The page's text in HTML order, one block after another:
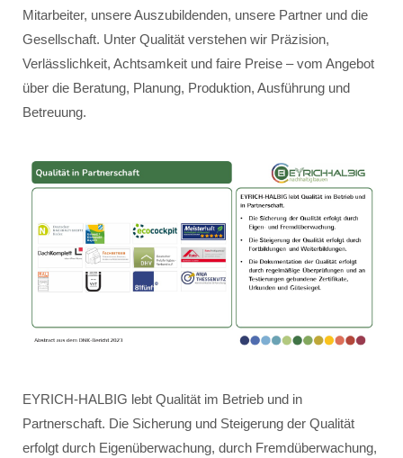
Mitarbeiter, unsere Auszubildenden, unsere Partner und die
Gesellschaft. Unter Qualität verstehen wir Präzision,
Verlässlichkeit, Achtsamkeit und faire Preise – vom Angebot
über die Beratung, Planung, Produktion, Ausführung und
Betreuung.
EYRICH-HALBIG lebt Qualität im Betrieb und in
Partnerschaft. Die Sicherung und Steigerung der Qualität
erfolgt durch Eigenüberwachung, durch Fremdüberwachung,